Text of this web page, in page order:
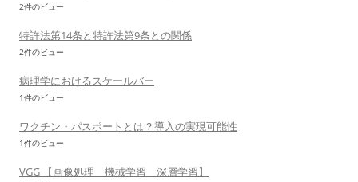
2件のビュー
特許法第14条と特許法第9条との関係
2件のビュー
病理学におけるスケールバー
1件のビュー
ワクチン・パスポートとは？導入の実現可能性
1件のビュー
VGG 【画像処理 機械学習 深層学習】